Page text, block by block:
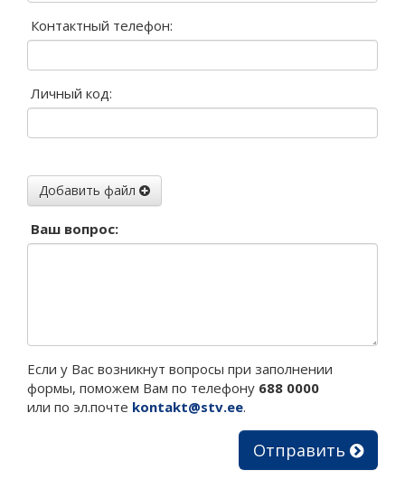
Контактный телефон:
Личный код:
Добавить файл
Ваш вопрос:
Если у Вас возникнут вопросы при заполнении
формы, поможем Вам по телефону 688 0000
или по эл.почте kontakt@stv.ee.
Отправить